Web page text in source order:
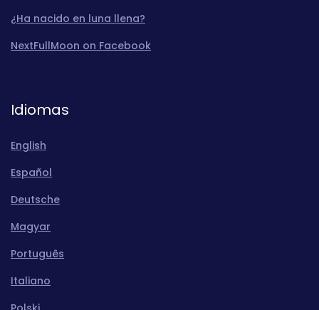
¿Ha nacido en luna llena?
NextFullMoon on Facebook
Idiomas
English
Español
Deutsche
Magyar
Português
Italiano